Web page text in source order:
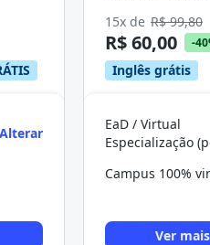
Alterar
15x de R$ 99,80
R$ 60,00 -
Inglês grátis
EaD / Virtual
Campus 100%
Ver